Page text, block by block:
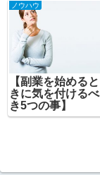
ノウハウ
【副業を始めると
きに気を付けるべ
き5つの事】